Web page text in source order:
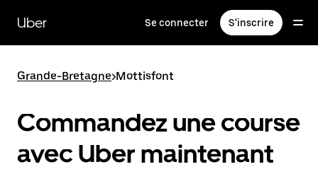
contenu
principal
Uber Se connecter S'inscrire
Grande-Bretagne>Mottisfont
Commandez une course
avec Uber maintenant